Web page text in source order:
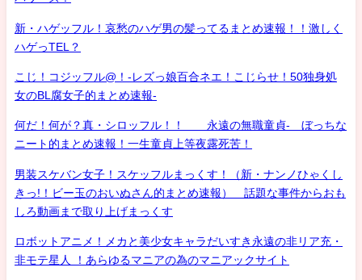
新・ハゲッフル！哀愁のハゲ男の髪ってるまとめ速報！！激しく
ハゲっTEL？
こじ！コジッフル@！-レズっ娘百合ネエ！こじらせ！50独身処
女のBL腐女子的まとめ速報-
何だ！何が？真・シロッフル！！ 永遠の無職童貞- ぼっちな
ニート的まとめ速報！一生童貞上等夜露死苦！
男装スケバン女子！スケッフルまっくす！（新・ナンノひゃくし
きっ!！ビー玉のおいぬさん的まとめ速報） 話題な事件からおも
しろ動画まで取り上げまっくす
ロボットアニメ！メカと美少女キャラだいすき永遠の非リア充・
非モテ星人 ！あらゆるマニアの為のマニアックサイト